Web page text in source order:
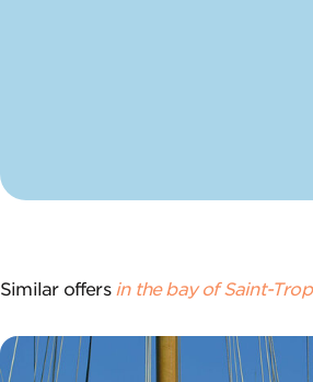
Similar offers in the bay of Saint-